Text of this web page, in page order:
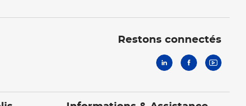
Restons connectés